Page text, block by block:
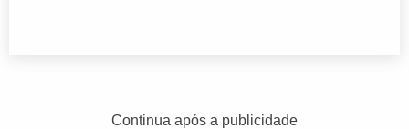
Continua após a publicidade